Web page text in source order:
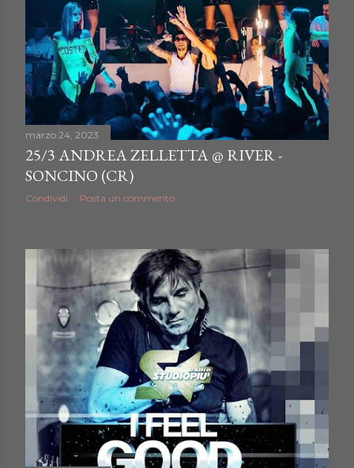
marzo 24, 2023
25/3 ANDREA ZELLETTA @ RIVER -
SONCINO (CR)
Condividi Posta un commento